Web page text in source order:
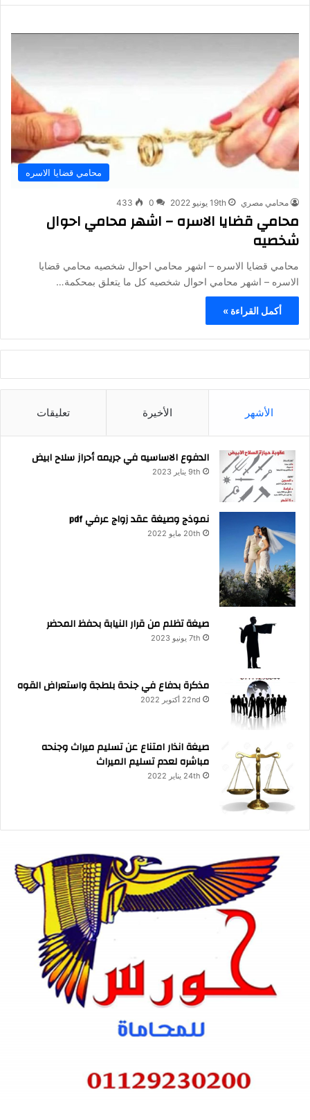
محامي قضايا الاسره
محامي مصري 19th يونيو 2022 0
433
محامي قضايا الاسره – اشهر محامي احوال
شخصيه
محامي قضايا الاسره – اشهر محامي احوال شخصيه محامي قضايا
الاسره – اشهر محامي احوال شخصيه كل ما يتعلق بمحكمة…
أكمل القراءة »
الأشهر الأخيرة تعليقات
الدفوع الاساسيه في جريمه أحراز سلاح ابيض
9th يناير 2023
نموذج وصيغة عقد زواج عرفي pdf
20th مايو 2022
صيغة تظلم من قرار النيابة بحفظ المحضر
7th يونيو 2023
مذكرة بدفاع في جنحة بلطجة واستعراض القوه
22nd أكتوبر 2022
صيغة انذار امتناع عن تسليم ميراث وجنحه
مباشره لعدم تسليم الميراث
24th يناير 2022